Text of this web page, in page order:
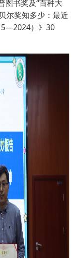
图书奖及“百种大
尔奖知多少：最近
）》30